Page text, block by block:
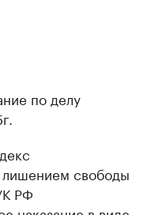
по делу
лишением свободы
РФ